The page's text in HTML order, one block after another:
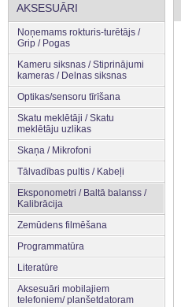
AKSESUĀRI
Noņemams rokturis-turētājs /
Grip / Pogas
Kameru siksnas / Stiprinājumi
kameras / Delnas siksnas
Optikas/sensoru tīrīšana
Skatu meklētāji / Skatu
meklētāju uzlikas
Skaņa / Mikrofoni
Tālvadības pultis / Kabeļi
Eksponometri / Baltā balanss /
Kalibrācija
Zemūdens filmēšana
Programmatūra
Literatūre
Aksesuāri mobilajiem
telefoniem/ planšetdatoram